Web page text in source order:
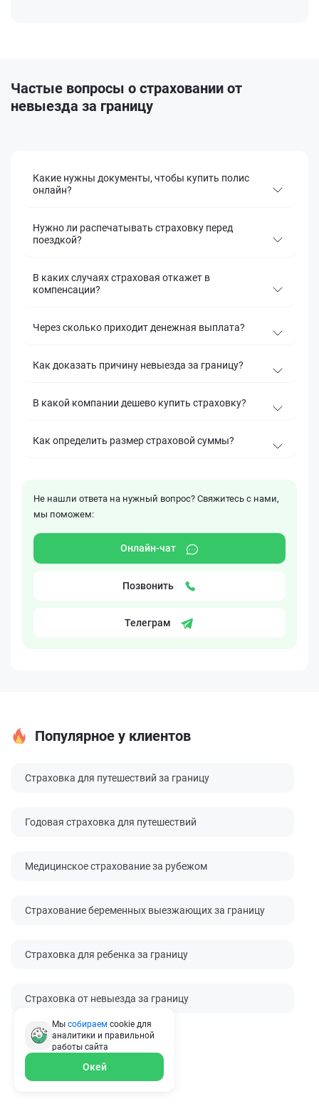
Частые вопросы о страховании от
невыезда за границу
Какие нужны документы, чтобы купить полис
онлайн?
Нужно ли распечатывать страховку перед
поездкой?
В каких случаях страховая откажет в
компенсации?
Через сколько приходит денежная выплата?
Как доказать причину невыезда за границу?
В какой компании дешево купить страховку?
Как определить размер страховой суммы?
Не нашли ответа на нужный вопрос? Свяжитесь с нами,
мы поможем:
Онлайн-чат
Позвонить
Телеграм
Популярное у клиентов
Страховка для путешествий за границу
Годовая страховка для путешествий
Медицинское страхование за рубежом
Страхование беременных выезжающих за границу
Страховка для ребенка за границу
Страховка от невыезда за границу
Мы собираем cookie для
аналитики и правильной
работы сайта
Окей